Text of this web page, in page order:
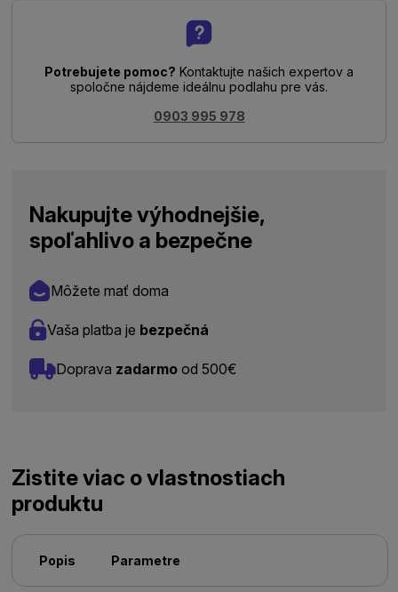
Potrebujete pomoc? Kontaktujte našich expertov a
spoločne nájdeme ideálnu podlahu pre vás.
0903 995 978
Nakupujte výhodnejšie,
spoľahlivo a bezpečne
Môžete mať doma
Vaša platba je bezpečná
Doprava zadarmo od 500€
Zistite viac o vlastnostiach
produktu
Popis Parametre